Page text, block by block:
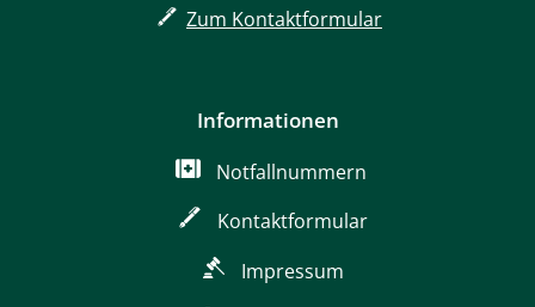
Zum Kontaktformular
Informationen
Notfallnummern
Kontaktformular
Impressum